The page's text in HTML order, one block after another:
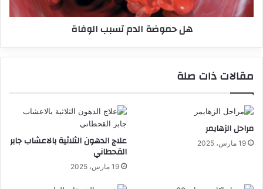
هل حموضة الدم تسبب الوفاة
مقالات ذات صلة
مراحل الزهايمر
19 مارس، 2025 علاج الدهون الثلاثية بالاعشاب جابر
القحطاني
19 مارس، 2025